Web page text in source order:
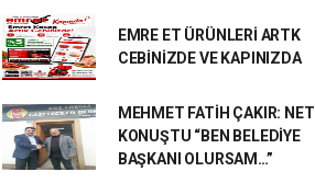
EMRE ET ÜRÜNLERİ ARTK
CEBİNİZDE VE KAPINIZDA
MEHMET FATİH ÇAKIR: NET
KONUŞTU “BEN BELEDİYE
BAŞKANI OLURSAM…”